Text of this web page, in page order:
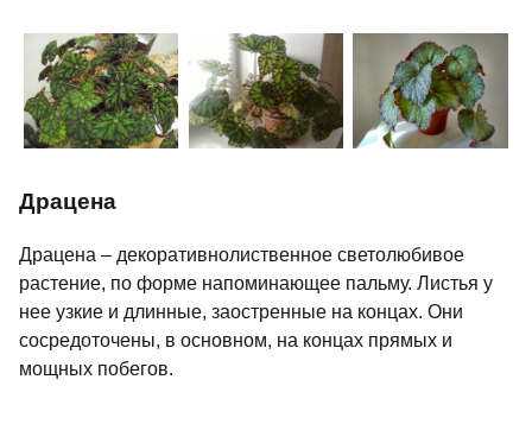
Драцена
Драцена – декоративнолиственное светолюбивое
растение, по форме напоминающее пальму. Листья у
нее узкие и длинные, заостренные на концах. Они
сосредоточены, в основном, на концах прямых и
мощных побегов.